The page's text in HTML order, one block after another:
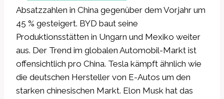
Absatzzahlen in China gegenüber dem Vorjahr um
45 % gesteigert. BYD baut seine
Produktionsstätten in Ungarn und Mexiko weiter
aus. Der Trend im globalen Automobil-Markt ist
offensichtlich pro China. Tesla kämpft ähnlich wie
die deutschen Hersteller von E-Autos um den
starken chinesischen Markt. Elon Musk hat das